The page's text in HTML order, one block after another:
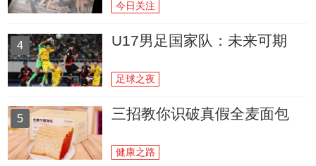
今日关注
4 U17男足国家队：未来可期
足球之夜
5 三招教你识破真假全麦面包
健康之路